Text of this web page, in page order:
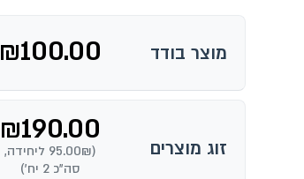
מוצר בודד ₪100.00
זוג מוצרים
₪190.00
(95.00₪ ליחידה,
סה"כ 2 יח')